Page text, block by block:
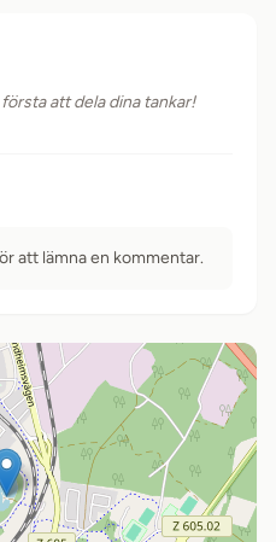
att dela dina tankar!
att lämna en kommentar.